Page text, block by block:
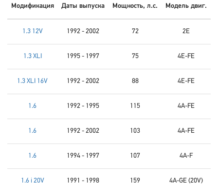
Модификация Даты выпуска Мощность, л.с. Модель двиг.
1.3 12V 1992 - 2002 72 2E
1.3 XLI 1995 - 1997 75 4E-FE
1.3 XLI 16V 1992 - 2002 88 4E-FE
1.6 1992 - 1995 115 4A-FE
1.6 1992 - 2002 103 4A-FE
1.6 1994 - 1997 107 4A-F
1.6 i 20V 1991 - 1998 159 4A-GE (20V)